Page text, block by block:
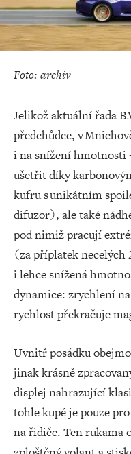
Foto: archiv
Jelikož aktuální řada
předchůdce, v
i na snížení hmotnosti
ušetřit díky
kufru s unikátním
difuzor), ale také
pod nimiž pracují
(za příplatek necelých
i lehce snížená
dynamice: zrychlení
rychlost překračuje
Uvnitř posádku
jinak krásně
displej nahrazující
tohle kupé je pouze
na řidiče. Ten rukama